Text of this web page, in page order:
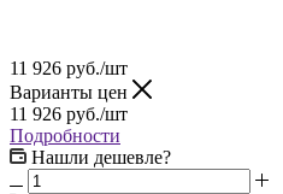
11 926 руб./шт
Варианты цен
11 926 руб./шт
Подробности
Нашли дешевле?